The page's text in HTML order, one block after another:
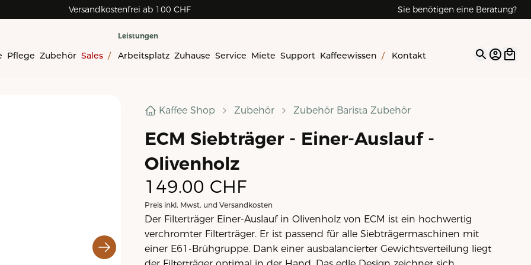
Versandkostenfrei ab 100 CHF Sie benötigen eine Beratung?
Pflege Zubehör Sales /
Leistungen
Arbeitsplatz Zuhause Service Miete Support Kaffeewissen / Kontakt Open
Kaffee Shop Zubehör Zubehör Barista Zubehör
ECM Siebträger - Einer-Auslauf -
Olivenholz
149.00 CHF
Preis inkl. Mwst. und Versandkosten
Der Filterträger Einer-Auslauf in Olivenholz von ECM ist ein hochwertig
verchromter Filterträger. Er ist passend für alle Siebträgermaschinen mit
einer E61-Brühgruppe. Dank einer ausbalancierter Gewichtsverteilung liegt